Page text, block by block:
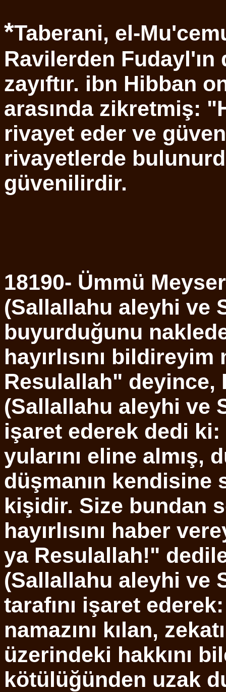
*Taberani, el-
Ravilerden
zayıftır. ibn Hibban
arasında zikretmiş:
rivayet eder ve
rivayetlerde
güvenilirdir.
18190- Ümmü
(Sallallahu aleyhi ve
buyurduğunu
hayırlısını
Resulallah" deyince,
(Sallallahu aleyhi ve
işaret ederek dedi ki:
yularını eline almış,
düşmanın kendisine
kişidir. Size bundan
hayırlısını haber
ya Resulallah!"
(Sallallahu aleyhi ve
tarafını işaret
namazını kılan,
üzerindeki hakkını
kötülüğünden uzak